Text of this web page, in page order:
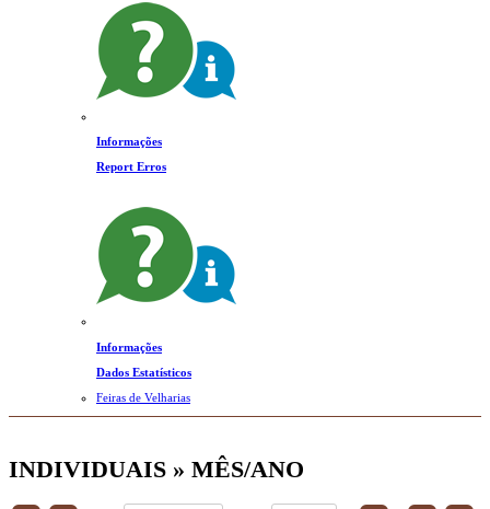
Informações
Report Erros
Informações
Dados Estatísticos
Feiras de Velharias
INDIVIDUAIS » MÊS/ANO